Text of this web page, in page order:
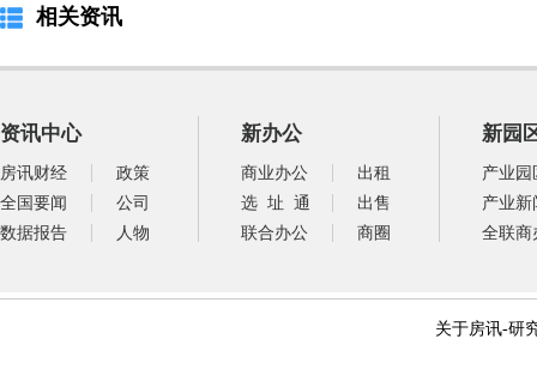
相关资讯
资讯中心
房讯财经
政策
全国要闻
公司
数据报告
人物
新办公
商业办公
出租
选 址 通
出售
联合办公
商圈
新园
产业园
产业新
全联商
关于房讯-研